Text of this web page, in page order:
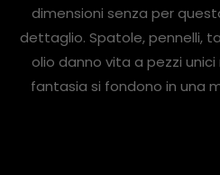
dimensioni senza per
dettaglio. Spatole, pennelli,
olio danno vita a pezzi
fantasia si fondono in una